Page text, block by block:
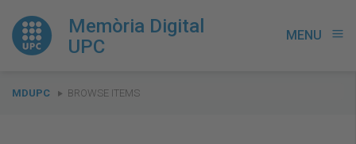
Memòria Digital
UPC
MENU menu
You
MDUPC BROWSE ITEMS